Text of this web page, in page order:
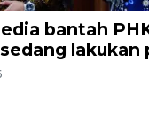
bantah
lakukan